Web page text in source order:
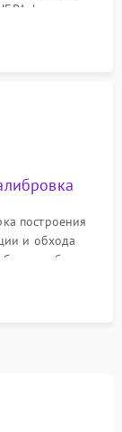
фильтров,
разъемов и
построения
и обхода
турбины.
док-станцию и